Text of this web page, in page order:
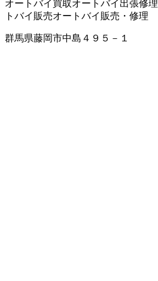
オートバイ買取オートバイ出張修理
トバイ販売オートバイ販売・修理
群馬県藤岡市中島４９５－１